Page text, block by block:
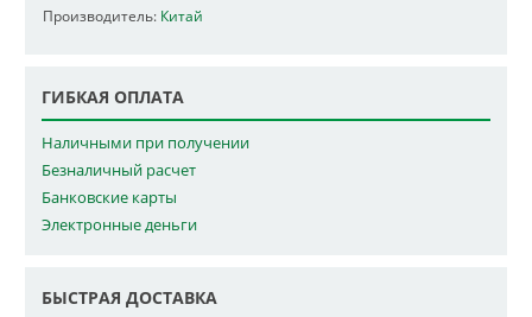
Производитель: Китай
ГИБКАЯ ОПЛАТА
Наличными при получении
Безналичный расчет
Банковские карты
Электронные деньги
БЫСТРАЯ ДОСТАВКА